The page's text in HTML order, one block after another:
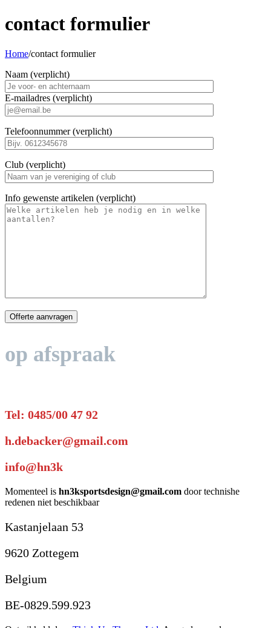
contact formulier
Home/contact formulier
Naam (verplicht)
E-mailadres (verplicht)
Telefoonnummer (verplicht)
Club (verplicht)
Info gewenste artikelen (verplicht)
op afspraak
Tel: 0485/00 47 92
h.debacker@gmail.com
info@hn3k
Momenteel is hn3ksportsdesign@gmail.com door technishe
redenen niet beschikbaar
Kastanjelaan 53
9620 Zottegem
Belgium
BE-0829.599.923